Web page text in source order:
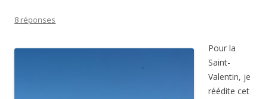
8 réponses
Pour la
Saint-
Valentin, je
réédite cet